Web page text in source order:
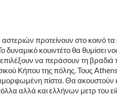
προτείνουν στο κοινό
δυναμικό κουιντέτο θα θυμίσει
να περάσουν τη βραδιά
Κήπου της πόλης. Τους
πίστα. Θα
αλλά και ελλήνων μετρ του